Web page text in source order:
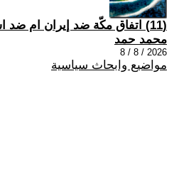
(11) اتفاق مكّة ضد إيران ام ضد اسرائيل؟
محمد حمد
2026 / 8 / 8
مواضيع وابحاث سياسية